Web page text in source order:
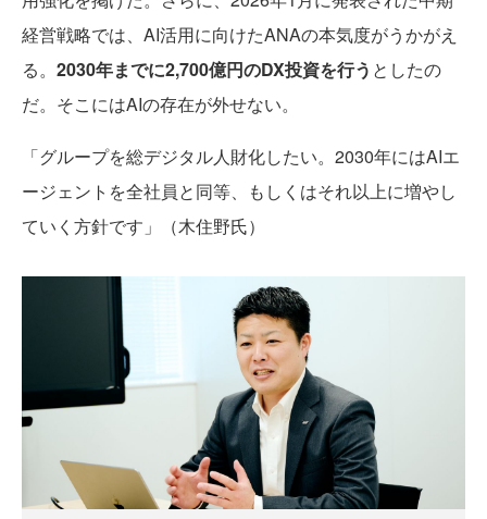
経営戦略では、AI活用に向けたANAの本気度がうかがえ
る。 2030年までに2,700億円のDX投資を行う としたの
だ。そこにはAIの存在が外せない。
「グループを総デジタル人財化したい。2030年にはAIエ
ージェントを全社員と同等、もしくはそれ以上に増やし
ていく方針です」（木住野氏）